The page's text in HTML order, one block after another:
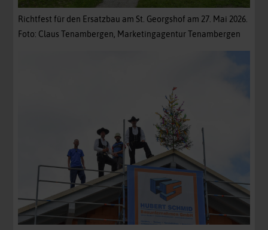
Richtfest für den Ersatzbau am St. Georgshof am 27. Mai 2026.
Foto: Claus Tenambergen, Marketingagentur Tenambergen